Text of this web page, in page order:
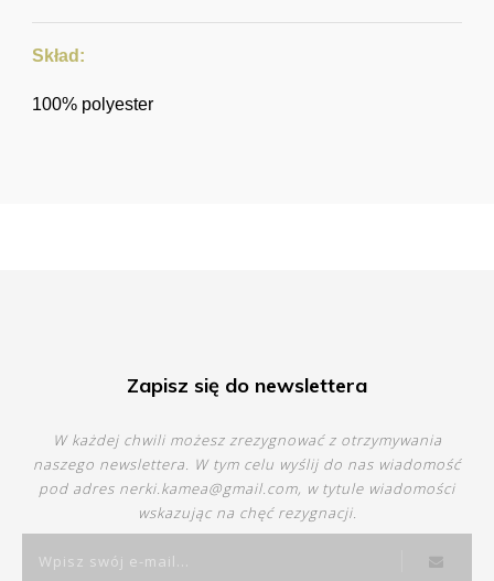
Skład:
100% polyester
Zapisz się do newslettera
W każdej chwili możesz zrezygnować z otrzymywania
naszego newslettera. W tym celu wyślij do nas wiadomość
pod adres nerki.kamea@gmail.com, w tytule wiadomości
wskazując na chęć rezygnacji.